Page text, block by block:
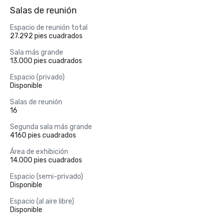
Salas de reunión
Espacio de reunión total
27.292 pies cuadrados
Sala más grande
13.000 pies cuadrados
Espacio (privado)
Disponible
Salas de reunión
16
Segunda sala más grande
4160 pies cuadrados
Área de exhibición
14.000 pies cuadrados
Espacio (semi-privado)
Disponible
Espacio (al aire libre)
Disponible